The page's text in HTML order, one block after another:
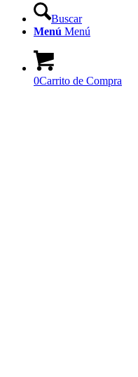
Buscar
Menú Menú
0Carrito de Compra